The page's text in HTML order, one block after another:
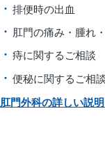
排便時の出血
肛門の痛み・腫れ
痔に関するご相談
便秘に関するご相談
肛門外科の詳しい説